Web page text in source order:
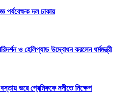
পর্যবেক্ষক দল ঢাকায়
ও হেলিপ্যাড উদ্বোধন করলেন ধর্মমন্ত্রী
ভরে প্রেমিককে নদীতে নিক্ষেপ